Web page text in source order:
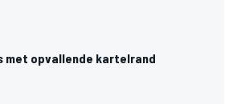
met opvallende kartelrand